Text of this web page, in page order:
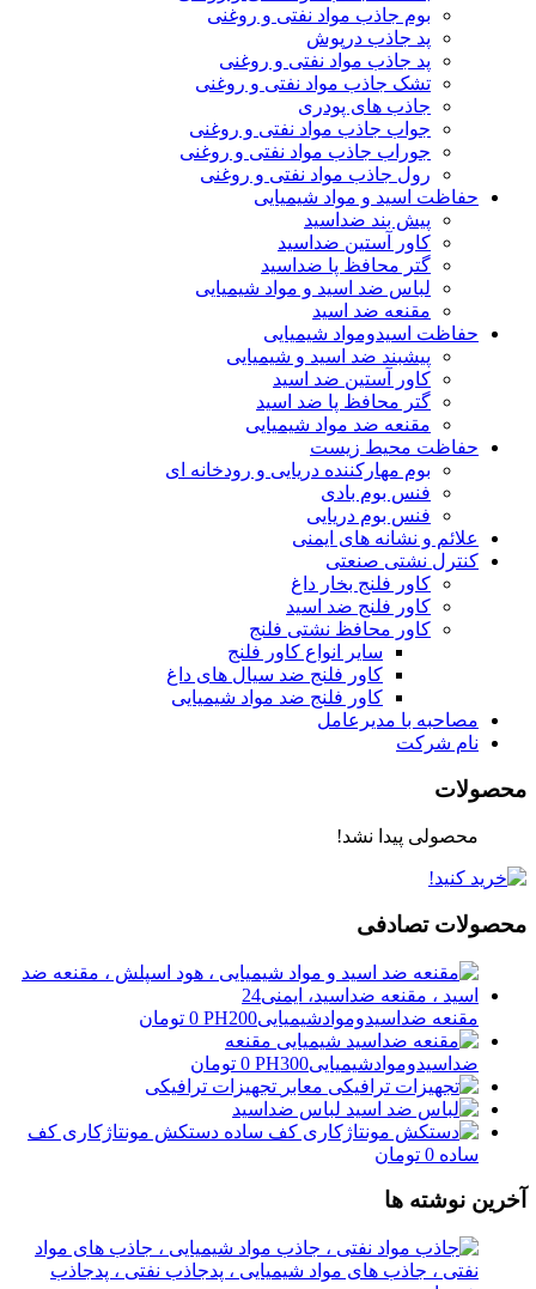
بوم جاذب مواد نفتی و روغنی
پد جاذب درپوش
پد جاذب مواد نفتی و روغنی
تشک جاذب مواد نفتی و روغنی
جاذب های پودری
جواب جاذب مواد نفتی و روغنی
جوراب جاذب مواد نفتی و روغنی
رول جاذب مواد نفتی و روغنی
حفاظت اسید و مواد شیمیایی
پیش بند ضداسید
کاور آستین ضداسید
گتر محافظ پا ضداسید
لباس ضد اسید و مواد شیمیایی
مقنعه ضد اسید
حفاظت اسیدومواد شیمیایی
پیشبند ضد اسید و شیمیایی
کاور آستین ضد اسید
گتر محافظ پا ضد اسید
مقنعه ضد مواد شیمیایی
حفاظت محیط زیست
بوم مهارکننده دریایی و رودخانه ای
فنس بوم بادی
فنس بوم دریایی
علائم و نشانه های ایمنی
کنترل نشتی صنعتی
کاور فلنج بخار داغ
کاور فلنج ضد اسید
کاور محافظ نشتی فلنج
سایر انواع کاور فلنج
کاور فلنج ضد سیال های داغ
کاور فلنج ضد مواد شیمیایی
مصاحبه با مدیرعامل
نام شرکت
محصولات
محصولی پیدا نشد!
محصولات تصادفی
مقنعه ضداسیدوموادشیمیاییPH200 0 تومان
مقنعه
ضداسیدوموادشیمیاییPH300
0 تومان
تجهیزات ترافیکی
لباس ضداسید
دستکش مونتاژکاری کف
ساده 0 تومان
آخرین نوشته ها